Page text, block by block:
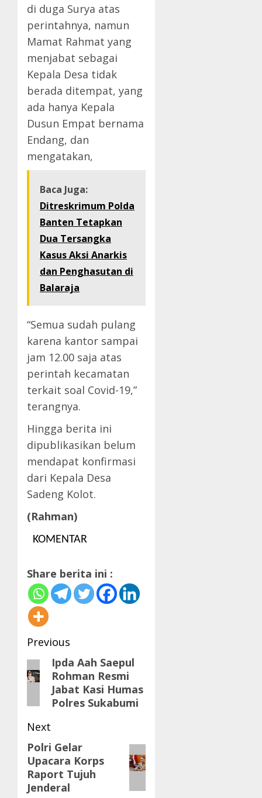
di duga Surya atas
perintahnya, namun
Mamat Rahmat yang
menjabat sebagai
Kepala Desa tidak
berada ditempat, yang
ada hanya Kepala
Dusun Empat bernama
Endang, dan
mengatakan,
Baca Juga:
Ditreskrimum Polda
Banten Tetapkan
Dua Tersangka
Kasus Aksi Anarkis
dan Penghasutan di
Balaraja
“Semua sudah pulang
karena kantor sampai
jam 12.00 saja atas
perintah kecamatan
terkait soal Covid-19,”
terangnya.
Hingga berita ini
dipublikasikan belum
mendapat konfirmasi
dari Kepala Desa
Sadeng Kolot.
(Rahman)
KOMENTAR
Share berita ini :
Post
navigation
Previous
Previous
post:
Ipda Aah Saepul
Rohman Resmi
Jabat Kasi Humas
Polres Sukabumi
Next
Next
post:
Polri Gelar
Upacara Korps
Raport Tujuh
Jenderal